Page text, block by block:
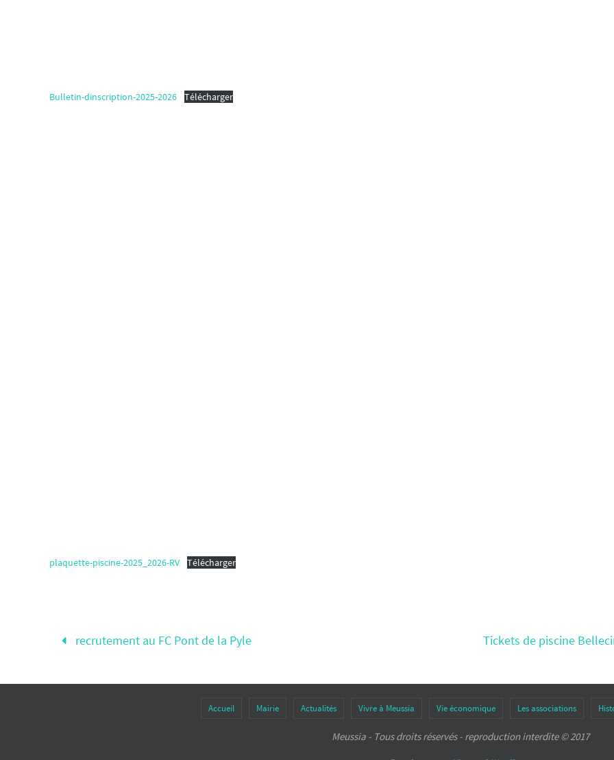
Bulletin-dinscription-2025-2026 Télécharger
plaquette-piscine-2025_2026-RV Télécharger
recrutement au FC Pont de la Pyle Tickets de piscine
Accueil Mairie Actualités Vivre à Meussia Vie économique Les associations
Meussia - Tous droits réservés - reproduction interdite © 2017